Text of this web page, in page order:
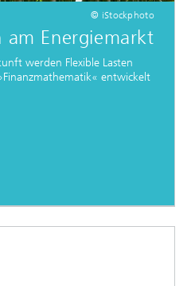
© iStockphoto
am Energiemarkt
werden Flexible Lasten
entwickelt